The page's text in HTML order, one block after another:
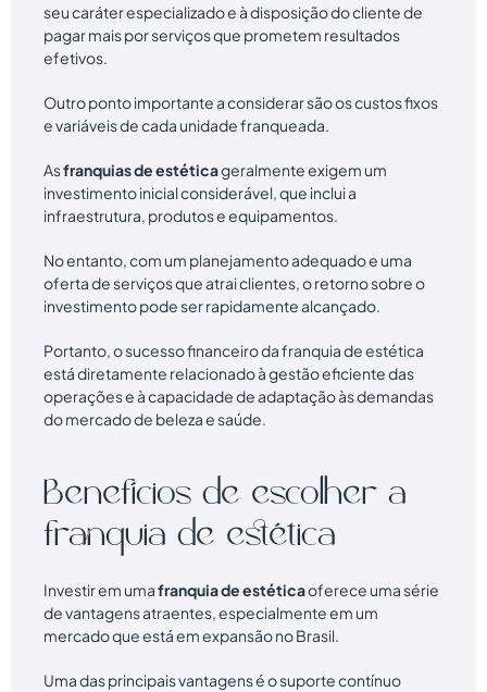
seu caráter especializado e à disposição do cliente de
pagar mais por serviços que prometem resultados
efetivos.
Outro ponto importante a considerar são os custos fixos
e variáveis de cada unidade franqueada.
Asfranquias de estéticageralmente exigem um
investimento inicial considerável, que inclui a
infraestrutura, produtos e equipamentos.
No entanto, com um planejamento adequado e uma
oferta de serviços que atrai clientes, o retorno sobre o
investimento pode ser rapidamente alcançado.
Portanto, o sucesso financeiro da franquia de estética
está diretamente relacionado à gestão eficiente das
operações e à capacidade de adaptação às demandas
do mercado de beleza e saúde.
Benefícios de escolher a
franquia de estética
Investir em umafranquia de estéticaoferece uma série
de vantagens atraentes, especialmente em um
mercado que está em expansão no Brasil.
Uma das principais vantagens é o suporte contínuo